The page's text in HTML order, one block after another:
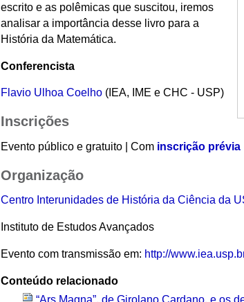
escrito e as polêmicas que suscitou, iremos
analisar a importância desse livro para a
História da Matemática.
Conferencista
Flavio Ulhoa Coelho(IEA, IME e CHC - USP)
Inscrições
Evento público e gratuito | Com inscrição prévia
Organização
Centro Interunidades de História da Ciência da
Instituto de Estudos Avançados
Evento com transmissão em: http://
Conteúdo relacionado
“Ars Magna”, de Girolano Cardano, e os